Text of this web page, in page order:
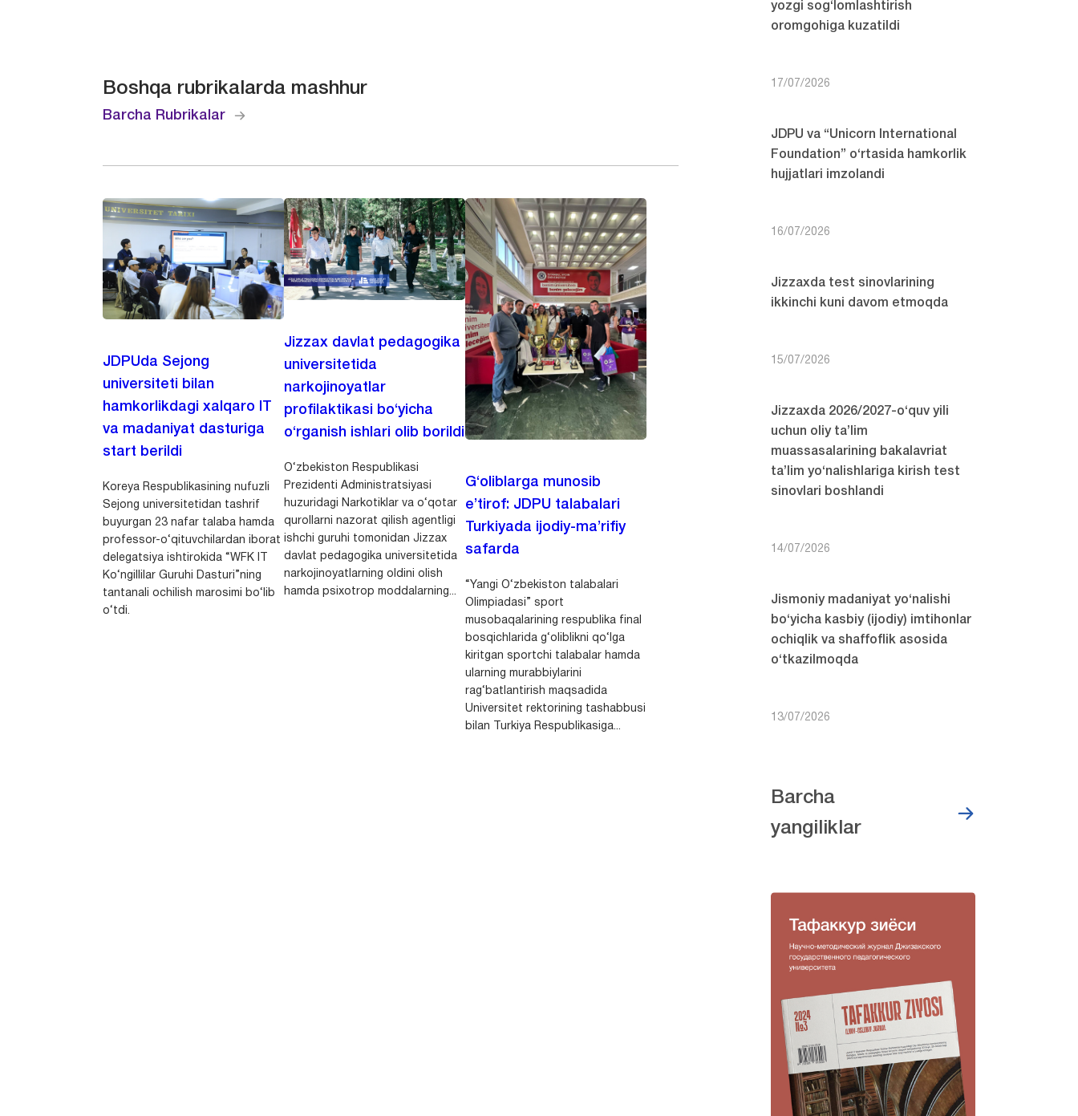
Boshqa rubrikalarda mashhur
Barcha Rubrikalar
JDPUda Sejong
universiteti bilan
hamkorlikdagi xalqaro IT
va madaniyat dasturiga
start berildi
Koreya Respublikasining nufuzli
Sejong universitetidan tashrif
buyurgan 23 nafar talaba hamda
professor-o‘qituvchilardan iborat
delegatsiya ishtirokida “WFK IT
Ko‘ngillilar Guruhi Dasturi”ning
tantanali ochilish marosimi bo‘lib
o‘tdi.
Jizzax davlat pedagogika
universitetida
narkojinoyatlar
profilaktikasi bo‘yicha
o‘rganish ishlari olib borildi
O‘zbekiston Respublikasi
Prezidenti Administratsiyasi
huzuridagi Narkotiklar va o‘qotar
qurollarni nazorat qilish agentligi
ishchi guruhi tomonidan Jizzax
davlat pedagogika universitetida
narkojinoyatlarning oldini olish
hamda psixotrop moddalarning...
G‘oliblarga munosib
e’tirof: JDPU talabalari
Turkiyada ijodiy-ma’rifiy
safarda
“Yangi O‘zbekiston talabalari
Olimpiadasi” sport
musobaqalarining respublika final
bosqichlarida g‘oliblikni qo‘lga
kiritgan sportchi talabalar hamda
ularning murabbiylarini
rag‘batlantirish maqsadida
Universitet rektorining tashabbusi
bilan Turkiya Respublikasiga...
yozgi sog‘lomlashtirish
oromgohiga kuzatildi
17/07/2026
JDPU va “Unicorn International
Foundation” o‘rtasida hamkorlik
hujjatlari imzolandi
16/07/2026
Jizzaxda test sinovlarining
ikkinchi kuni davom etmoqda
15/07/2026
Jizzaxda 2026/2027-o‘quv yili
uchun oliy ta’lim
muassasalarining bakalavriat
ta’lim yo‘nalishlariga kirish test
sinovlari boshlandi
14/07/2026
Jismoniy madaniyat yo‘nalishi
bo‘yicha kasbiy (ijodiy) imtihonlar
ochiqlik va shaffoflik asosida
o‘tkazilmoqda
13/07/2026
Barcha
yangiliklar